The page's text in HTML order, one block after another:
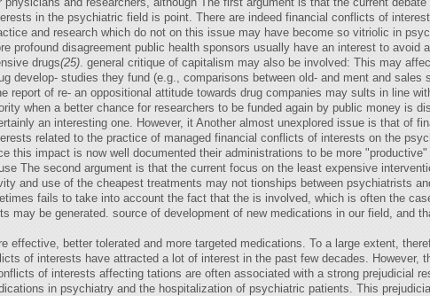
in the psychiatric field is point. There are indeed financial conflicts of
and research which do not on this issue may have become so vitriolic in
profound disagreement public health sponsors usually have an interest to avoid
drugs(25). general critique of capitalism may also be involved: This may
develop- studies they fund (e.g., comparisons between old- and ment and sales
report of re- an oppositional attitude towards drug companies may sults in line
when a better chance for researchers to be funded again by public money is
an interesting one. However, it Another almost unexplored issue is that of
related to the practice of managed financial conflicts of interests on the
this impact is now well documented their administrations to be more
The second argument is that the current focus on the least expensive
and use of the cheapest treatments may not tionships between psychiatrists
fails to take into account the fact that the is involved, which is often the
may be generated. source of development of new medications in our field, and
effective, better tolerated and more targeted medications. To a large extent,
of interests have attracted a lot of interest in the past few decades. However,
of interests affecting tations are often associated with a strong prejudicial
in psychiatry and the hospitalization of psychiatric patients. This